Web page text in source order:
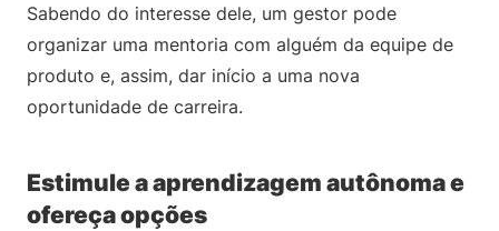
Sabendo do interesse dele, um gestor pode
organizar uma mentoria com alguém da equipe de
produto e, assim, dar início a uma nova
oportunidade de carreira.
Estimule a aprendizagem autônoma e
ofereça opções